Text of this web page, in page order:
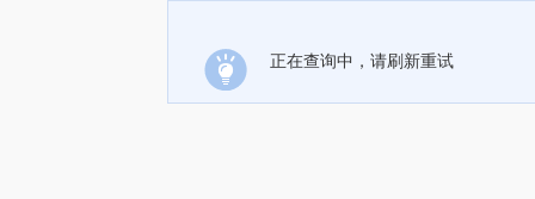
正在查询中，请刷新重试